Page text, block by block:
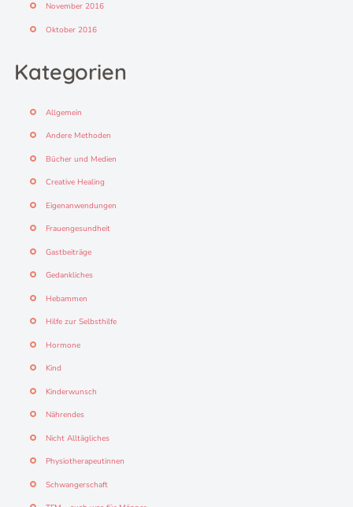
November 2016
Oktober 2016
Kategorien
Allgemein
Andere Methoden
Bücher und Medien
Creative Healing
Eigenanwendungen
Frauengesundheit
Gastbeiträge
Gedankliches
Hebammen
Hilfe zur Selbsthilfe
Hormone
Kind
Kinderwunsch
Nährendes
Nicht Alltägliches
Physiotherapeutinnen
Schwangerschaft